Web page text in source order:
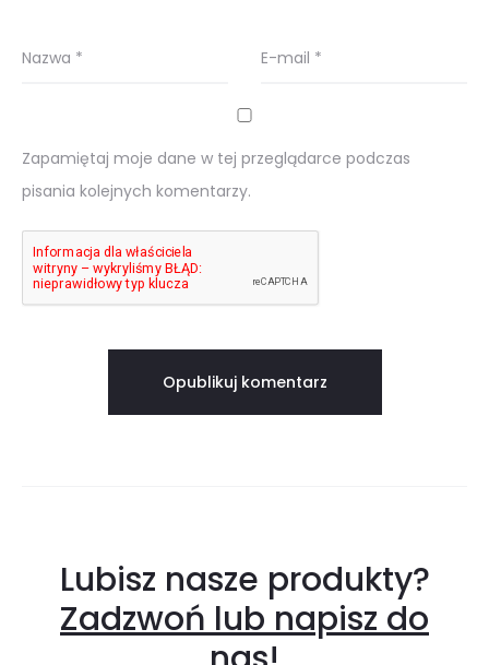
Nazwa * E-mail *
Zapamiętaj moje dane w tej przeglądarce podczas
pisania kolejnych komentarzy.
Lubisz nasze produkty?
Zadzwoń lub napisz do